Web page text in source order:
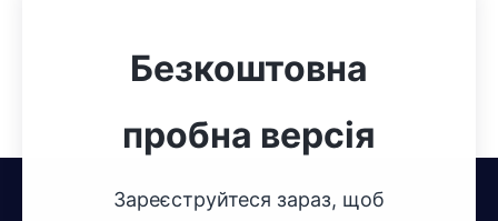
Безкоштовна
пробна версія
Зареєструйтеся зараз, щоб